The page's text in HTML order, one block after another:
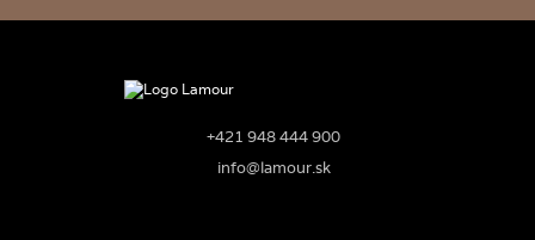
+421 948 444 900
info@lamour.sk